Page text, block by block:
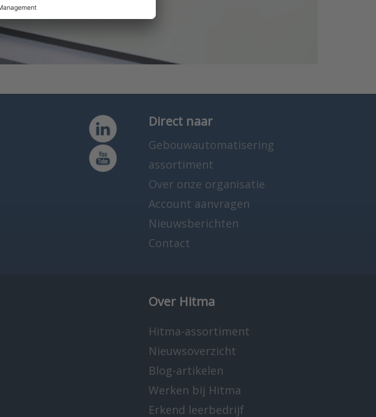
Direct naar
Gebouwautomatisering
assortiment
Over onze organisatie
Account aanvragen
Nieuwsberichten
Contact
Over Hitma
Hitma-assortiment
Nieuwsoverzicht
Blog-artikelen
Werken bij Hitma
Erkend leerbedrijf